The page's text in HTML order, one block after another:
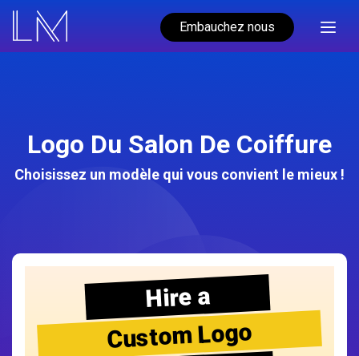
Embauchez nous
Logo Du Salon De Coiffure
Choisissez un modèle qui vous convient le mieux !
Hire a
Custom Logo